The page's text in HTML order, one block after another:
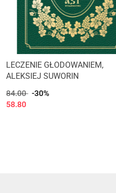
LECZENIE GŁODOWANIEM,
ALEKSIEJ SUWORIN
84.00 -30%
58.80